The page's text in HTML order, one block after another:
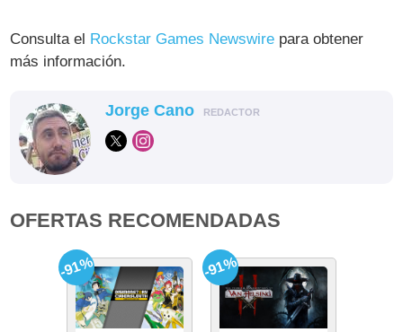
Consulta el Rockstar Games Newswire para obtener
más información.
Jorge Cano REDACTOR
OFERTAS RECOMENDADAS
-91% -91%